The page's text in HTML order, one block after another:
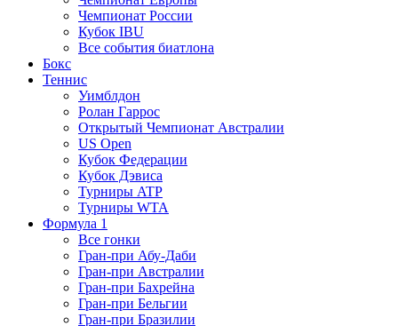
Чемпионат России
Кубок IBU
Все события биатлона
Бокс
Теннис
Уимблдон
Ролан Гаррос
Открытый Чемпионат Австралии
US Open
Кубок Федерации
Кубок Дэвиса
Турниры ATP
Турниры WTA
Формула 1
Все гонки
Гран-при Абу-Даби
Гран-при Австралии
Гран-при Бахрейна
Гран-при Бельгии
Гран-при Бразилии